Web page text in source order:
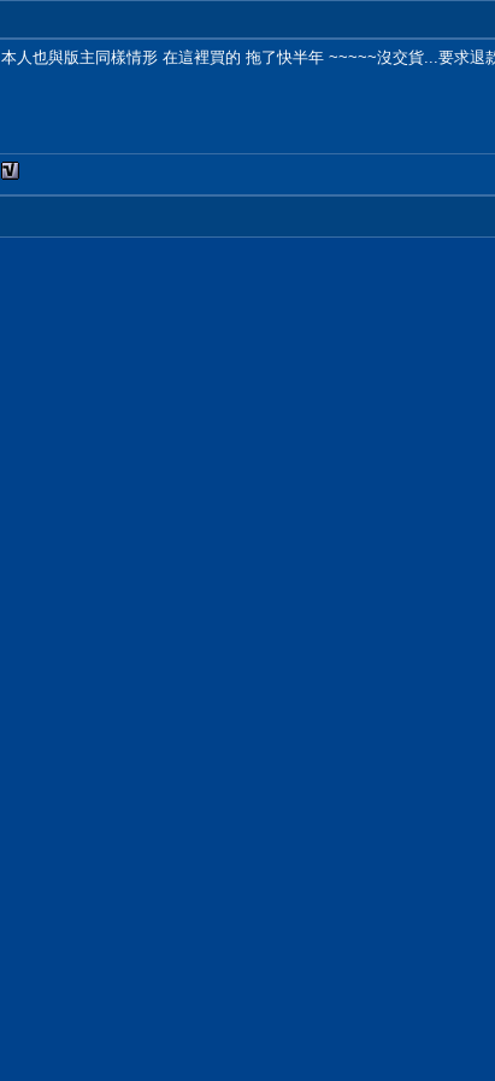
本人也與版主同樣情形 在這裡買的 拖了快半年 ~~~~~沒交貨...要求退